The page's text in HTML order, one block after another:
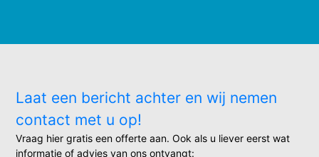
Laat een bericht achter en wij nemen
contact met u op!
Vraag hier gratis een offerte aan. Ook als u liever eerst wat
informatie of advies van ons ontvangt: